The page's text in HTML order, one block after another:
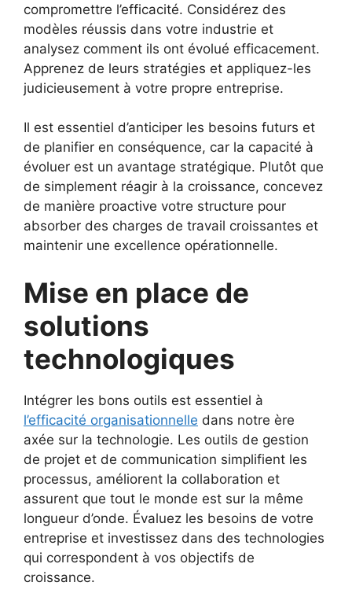
compromettre l’efficacité. Considérez des
modèles réussis dans votre industrie et
analysez comment ils ont évolué efficacement.
Apprenez de leurs stratégies et appliquez-les
judicieusement à votre propre entreprise.
Il est essentiel d’anticiper les besoins futurs et
de planifier en conséquence, car la capacité à
évoluer est un avantage stratégique. Plutôt que
de simplement réagir à la croissance, concevez
de manière proactive votre structure pour
absorber des charges de travail croissantes et
maintenir une excellence opérationnelle.
Mise en place de
solutions
technologiques
Intégrer les bons outils est essentiel à
l’efficacité organisationnelle dans notre ère
axée sur la technologie. Les outils de gestion
de projet et de communication simplifient les
processus, améliorent la collaboration et
assurent que tout le monde est sur la même
longueur d’onde. Évaluez les besoins de votre
entreprise et investissez dans des technologies
qui correspondent à vos objectifs de
croissance.